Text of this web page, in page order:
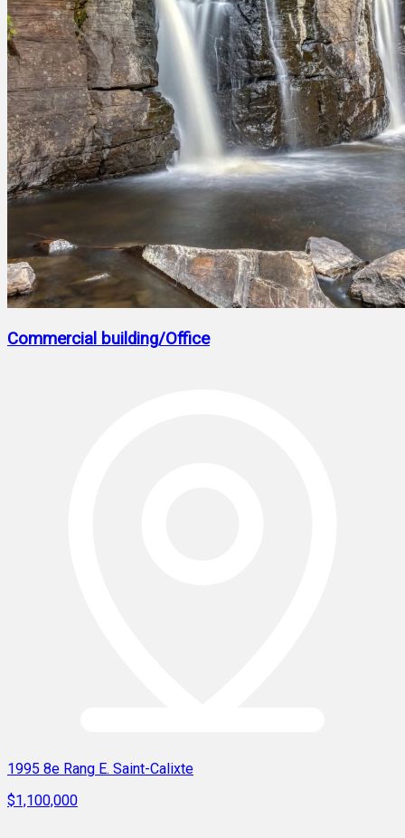
Commercial building/Office
1995 8e Rang E. Saint-Calixte
$1,100,000